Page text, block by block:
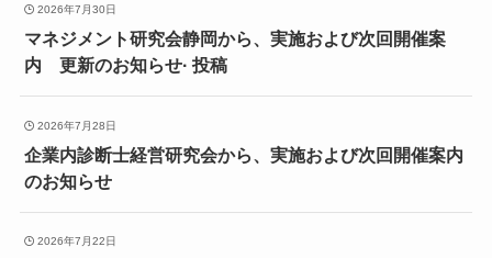
2026年7月30日
マネジメント研究会静岡から、実施および次回開催案
内 更新のお知らせ· 投稿
2026年7月28日
企業内診断士経営研究会から、実施および次回開催案内
のお知らせ
2026年7月22日